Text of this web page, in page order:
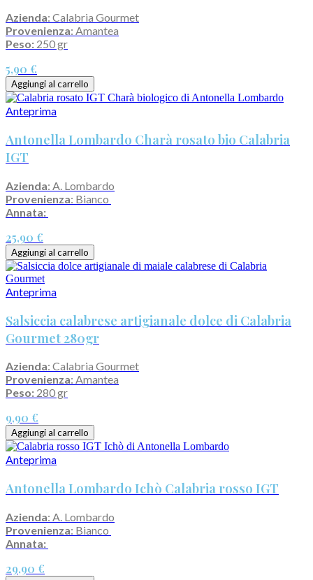
Azienda: Calabria Gourmet
Provenienza: Amantea
Peso: 250 gr
5,90 €
Aggiungi al carrello
Anteprima
Antonella Lombardo Charà rosato bio Calabria
IGT
Azienda: A. Lombardo
Provenienza: Bianco
Annata:
25,90 €
Aggiungi al carrello
Anteprima
Salsiccia calabrese artigianale dolce di Calabria
Gourmet 280gr
Azienda: Calabria Gourmet
Provenienza: Amantea
Peso: 280 gr
9,90 €
Aggiungi al carrello
Anteprima
Antonella Lombardo Ichò Calabria rosso IGT
Azienda: A. Lombardo
Provenienza: Bianco
Annata:
29,90 €